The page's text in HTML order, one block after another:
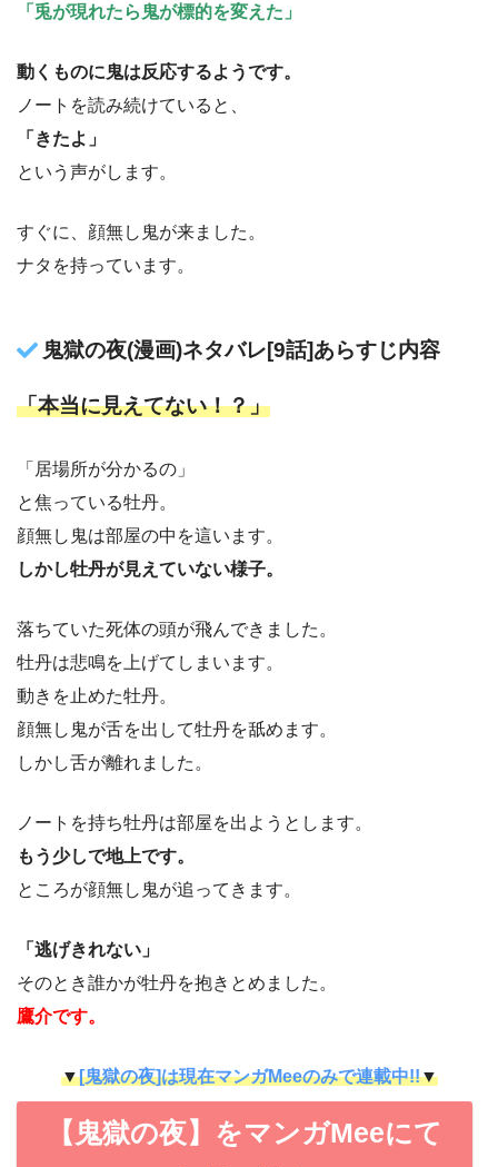
「兎が現れたら鬼が標的を変えた」
動くものに鬼は反応するようです。
ノートを読み続けていると、
「きたよ」
という声がします。
すぐに、顔無し鬼が来ました。
ナタを持っています。
鬼獄の夜(漫画)ネタバレ[9話]あらすじ内容
「本当に見えてない！？」
「居場所が分かるの」
と焦っている牡丹。
顔無し鬼は部屋の中を這います。
しかし牡丹が見えていない様子。
落ちていた死体の頭が飛んできました。
牡丹は悲鳴を上げてしまいます。
動きを止めた牡丹。
顔無し鬼が舌を出して牡丹を舐めます。
しかし舌が離れました。
ノートを持ち牡丹は部屋を出ようとします。
もう少しで地上です。
ところが顔無し鬼が追ってきます。
「逃げきれない」
そのとき誰かが牡丹を抱きとめました。
鷹介です。
▼[鬼獄の夜]は現在マンガMeeのみで連載中!!▼
【鬼獄の夜】をマンガMeeにて